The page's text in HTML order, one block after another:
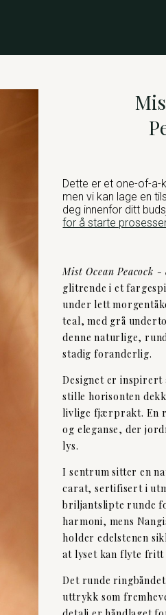
Dette er et one-of-a-
men vi kan lage en
deg innenfor ditt
for å starte
Mist Ocean Peacock -
glitrende i et
under lett
teal, med grå
denne naturlige,
stadig foranderlig.
Designet er inspirert
stille horisonten
livlige fjærprakt. En
og eleganse, der
lys.
I sentrum sitter en
carat, sertifisert i
briljantslipte runde
harmoni, mens
holder edelstenen
at lyset kan flyte fritt
Det runde
uttrykk som